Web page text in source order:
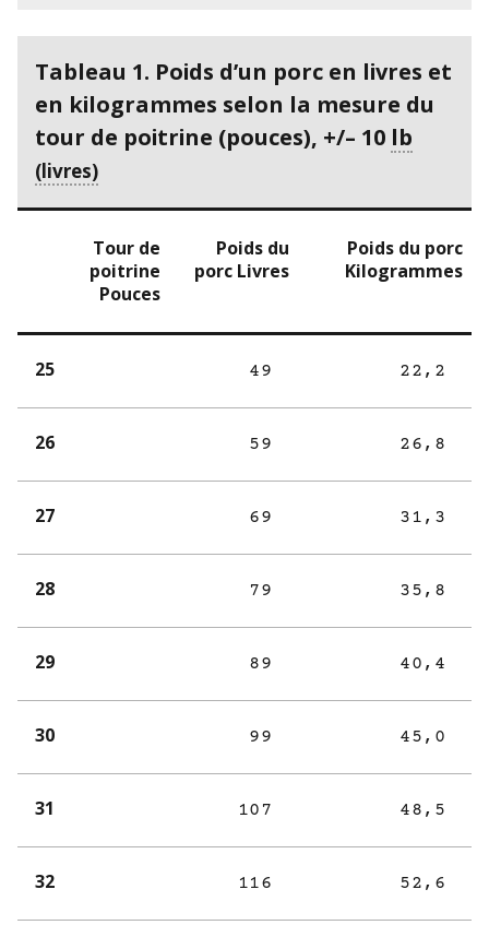
Tableau 1. Poids d’un porc en livres et
en kilogrammes selon la mesure du
tour de poitrine (pouces), +/– 10 lb
Tour de
poitrine
Pouces
Poids du
porc Livres
Poids du porc
Kilogrammes
25 49 22,2
26 59 26,8
27 69 31,3
28 79 35,8
29 89 40,4
30 99 45,0
31 107 48,5
32 116 52,6